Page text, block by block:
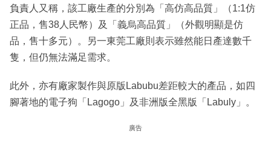
負責人又稱，該工廠生產的分別為「高仿高品質」（1:1仿
正品，售38人民幣）及「義烏高品質」（外觀明顯是仿
品，售十多元）。另一東莞工廠則表示雖然能日產達數千
隻，但仍無法滿足需求。
此外，亦有廠家製作與原版Labubu差距較大的產品，如四
腳著地的電子狗「Lagogo」及非洲版全黑版「Labuly」。
廣告